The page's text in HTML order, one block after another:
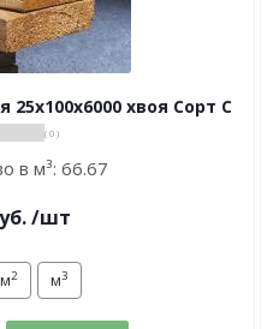
25х100х6000 хвоя Сорт С
( 0 )
в м³: 66.67
/шт
м2 м3